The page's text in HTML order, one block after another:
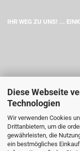
Diese Webseite
Technologien
Wir verwenden Cookies
Drittanbietern, um die
gewährleisten, die
ein bestmögliches
IHR WEG ZU UNS! ...